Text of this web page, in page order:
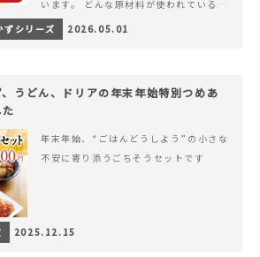
います。 どんな原材料が使われているの
か。 どのようにつくられているのか。&
hellip; 続きを読む 【6月10日（無添加
ずシリーズ 2026.05.01
、うどん、ドリアの年末年始特別つめあ
年末年始、“ごはんどうしよう”の小さな
不安に寄り添うごちそうセットです
2025.12.15